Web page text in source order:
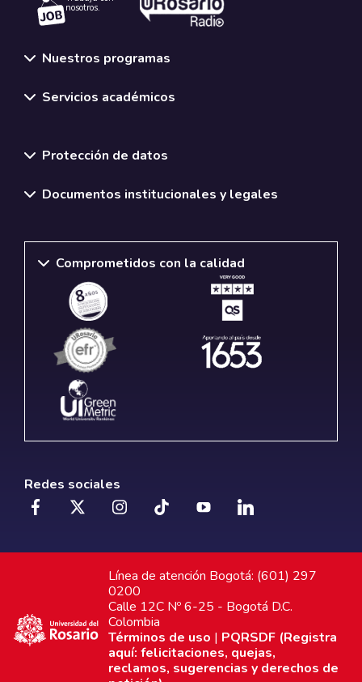
nosotros.
Nuestros programas
Servicios académicos
Protección de datos
Documentos institucionales y legales
Comprometidos con la calidad
Redes sociales
Línea de atención Bogotá: (601) 297
0200
Calle 12C Nº 6-25 - Bogotá D.C.
Colombia
Términos de uso | PQRSDF (Registra
aquí: felicitaciones, quejas,
reclamos, sugerencias y derechos de